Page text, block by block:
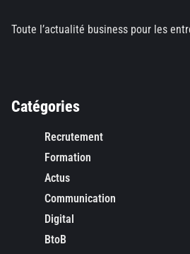
Toute l’actualité business pour les
Catégories
Recrutement
Formation
Actus
Communication
Digital
BtoB